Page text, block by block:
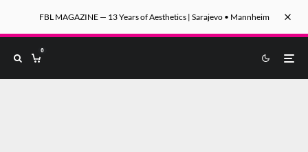
FBL MAGAZINE — 13 Years of Aesthetics | Sarajevo • Mannheim
0